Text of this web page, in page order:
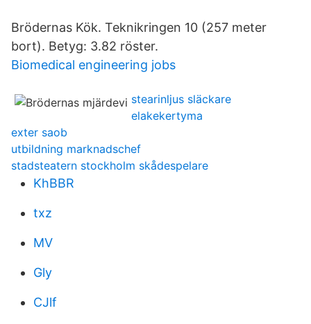
Brödernas Kök. Teknikringen 10 (257 meter
bort). Betyg: 3.82 röster.
Biomedical engineering jobs
stearinljus släckare
elakekertyma
exter saob
utbildning marknadschef
stadsteatern stockholm skådespelare
KhBBR
txz
MV
Gly
CJlf